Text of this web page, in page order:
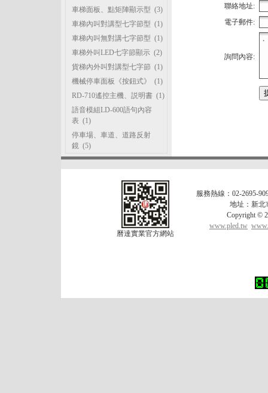
車梯面板、點矩陣顯示型 (3)
車梯內叫對講型七字節型 (1)
車梯內叫無對講七字節型 (1)
車梯外叫LED七字節顯示 (2)
貨梯內外叫對講型七字節 (1)
機械停車面板《按鈕式》
(1)
RD-710遙控主機、説明書 (1)
語音模組LD-600語句內容
表 (1)
停車場、車道、道路反射
鏡 (5)
聯絡地址:
電子郵件:
詢問內容:
曆達實業官方網站
服務熱線：02-2695-
地址：新北
Copyright ©
www.pled.tw